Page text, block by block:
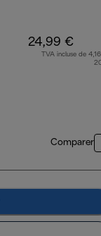
24,99 €
TVA incluse de
Comparer